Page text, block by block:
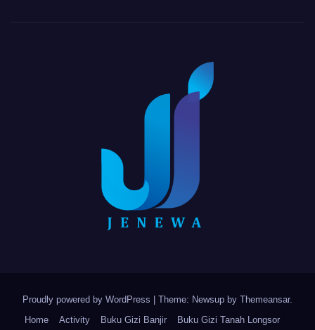
Proudly powered by WordPress | Theme: Newsup by Themeansar.
Home
Activity Buku Gizi Banjir Buku Gizi Tanah Longsor